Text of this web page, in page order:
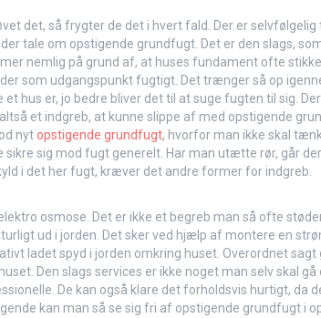
det, så frygter de det i hvert fald. Der er
tale om opstigende grundfugt. Det er den slags,
nemlig på grund af, at huses fundament ofte
som udgangspunkt fugtigt. Det trænger så op
hus er, jo bedre bliver det til at suge fugten til sig.
et indgreb, at kunne slippe af med opstigende
nytopstigende grundfugt, hvorfor man ikke skal
sig mod fugt generelt. Har man utætte rør, går
i det her fugt, kræver det andre former for indgreb.
osmose. Det er ikke et begreb man så ofte
ud i jorden. Det sker ved hjælp af montere en
ladet spyd i jorden omkring huset. Overordnet sagt
Den slags services er ikke noget man selv skal gå
De kan også klare det forholdsvis hurtigt, da
kan man så se sig fri af opstigende grundfugt i